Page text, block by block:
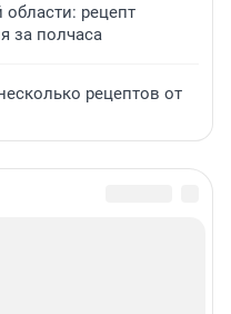
рецепт
за полчаса
рецептов от